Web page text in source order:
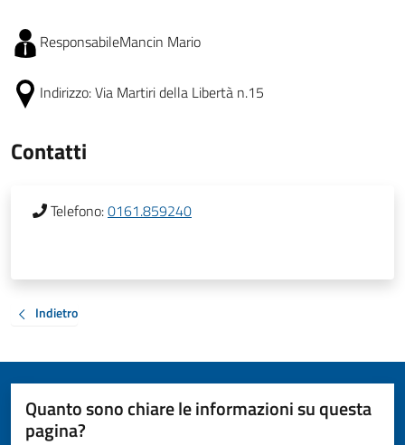
ResponsabileMancin Mario
Indirizzo:Via Martiri della Libertà n.15
Contatti
Telefono:0161.859240
Indietro
Quanto sono chiare le informazioni su questa
pagina?